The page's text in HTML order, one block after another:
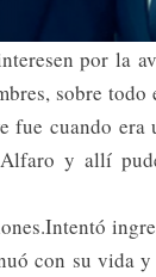
por la
sobre todo
fue cuando era
y allí
con su vida